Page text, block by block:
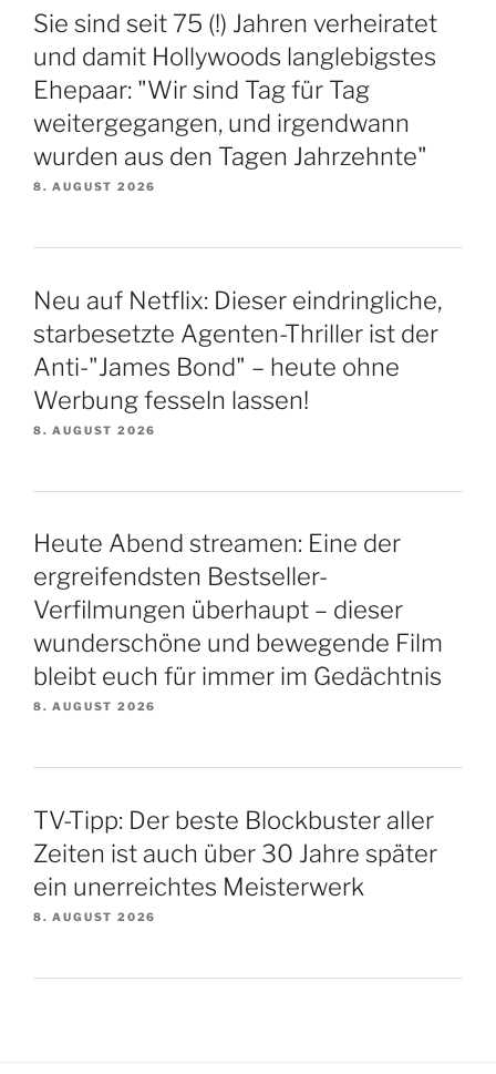
Sie sind seit 75 (!) Jahren verheiratet
und damit Hollywoods langlebigstes
Ehepaar: "Wir sind Tag für Tag
weitergegangen, und irgendwann
wurden aus den Tagen Jahrzehnte"
8. AUGUST 2026
Neu auf Netflix: Dieser eindringliche,
starbesetzte Agenten-Thriller ist der
Anti-"James Bond" – heute ohne
Werbung fesseln lassen!
8. AUGUST 2026
Heute Abend streamen: Eine der
ergreifendsten Bestseller-
Verfilmungen überhaupt – dieser
wunderschöne und bewegende Film
bleibt euch für immer im Gedächtnis
8. AUGUST 2026
TV-Tipp: Der beste Blockbuster aller
Zeiten ist auch über 30 Jahre später
ein unerreichtes Meisterwerk
8. AUGUST 2026